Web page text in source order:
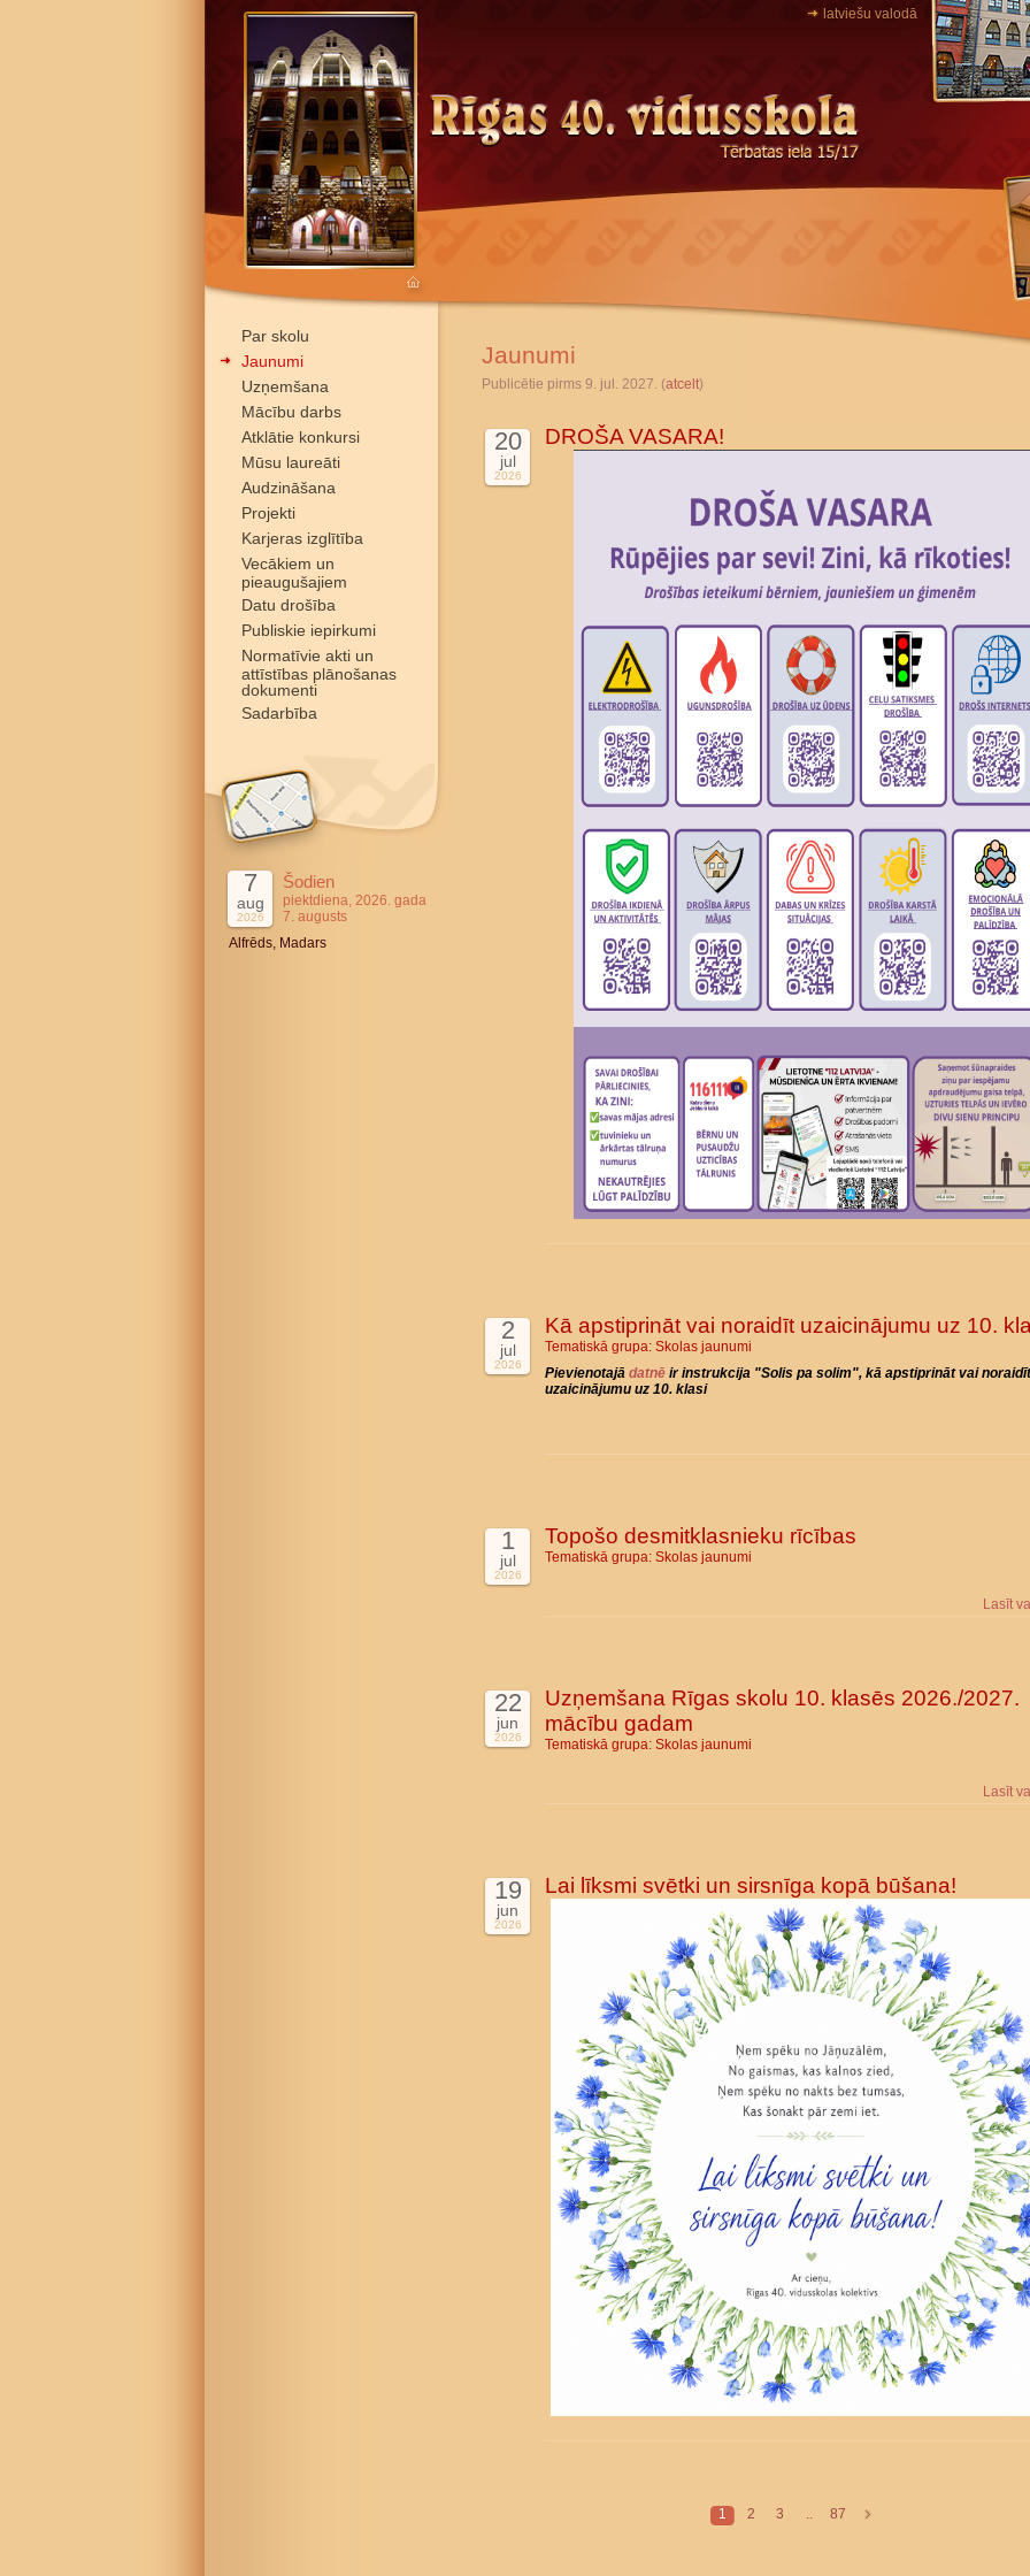
latviešu valodā
Par skolu
Jaunumi
Uzņemšana
Mācību darbs
Atklātie konkursi
Mūsu laureāti
Audzināšana
Projekti
Karjeras izglītība
Vecākiem un
pieaugušajiem
Datu drošība
Publiskie iepirkumi
Normatīvie akti un
attīstības plānošanas
dokumenti
Sadarbība
7
aug
2026
Šodien
piektdiena, 2026. gada
7. augusts
Alfrēds, Madars
Jaunumi
Publicētie pirms 9. jul. 2027. (atcelt)
20
jul
2026
DROŠA VASARA!
2
jul
2026
Kā apstiprināt vai noraidīt uzaicinājumu uz 10.
Tematiskā grupa: Skolas jaunumi
Pievienotajā datnē ir instrukcija "Solis pa solim", kā apstiprināt vai noraidīt
uzaicinājumu uz 10. klasi
1
jul
2026
Topošo desmitklasnieku rīcības
Tematiskā grupa: Skolas jaunumi
Lasīt
22
jun
2026
Uzņemšana Rīgas skolu 10. klasēs 2026./2027.
mācību gadam
Tematiskā grupa: Skolas jaunumi
Lasīt
19
jun
2026
Lai līksmi svētki un sirsnīga kopā būšana!
1 2 3 .. 87